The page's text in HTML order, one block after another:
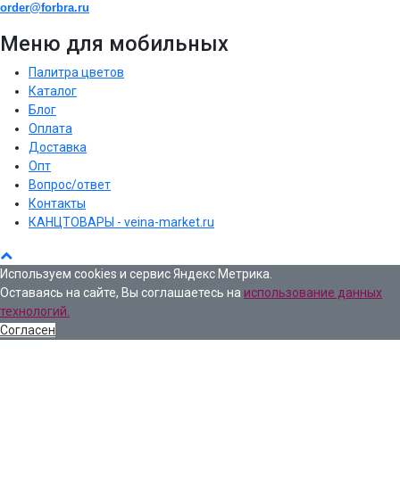
order@forbra.ru
Меню для мобильных
Палитра цветов
Каталог
Блог
Оплата
Доставка
Опт
Вопрос/ответ
Контакты
КАНЦТОВАРЫ - veina-market.ru
Используем cookies и сервис Яндекс Метрика.
Оставаясь на сайте, Вы соглашаетесь на использование данных
технологий.
Согласен